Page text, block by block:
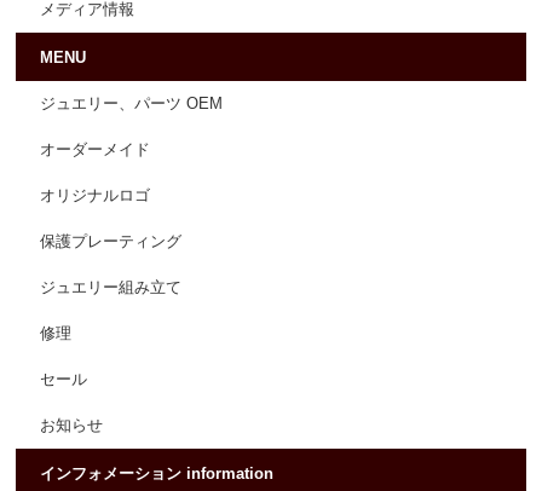
メディア情報
MENU
ジュエリー、パーツ OEM
オーダーメイド
オリジナルロゴ
保護プレーティング
ジュエリー組み立て
修理
セール
お知らせ
インフォメーション information